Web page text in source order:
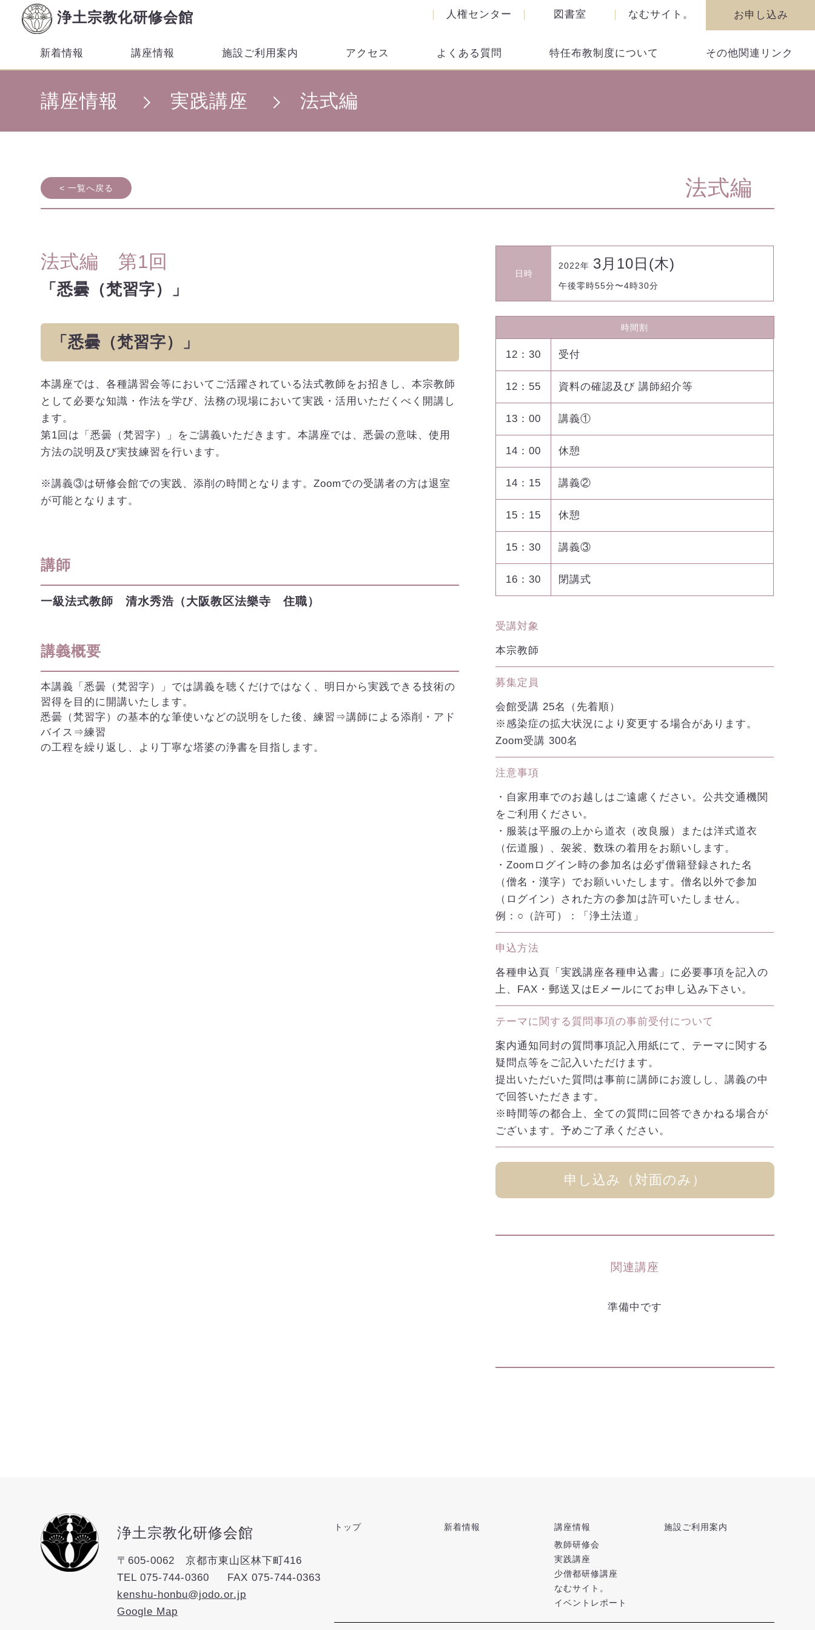
浄土宗教化研修会館
新着情報 講座情報 施設ご利用案内 アクセス よくある質問 特任布教制度について その他関連リンク
人権センター 図書室 なむサイト。 お申し込み
講座情報 実践講座 法式編
< 一覧へ戻る 法式編
法式編 第1回
「悉曇（梵習字）」
「悉曇（梵習字）」
本講座では、各種講習会等においてご活躍されている法式教師をお招きし、本宗教師
として必要な知識・作法を学び、法務の現場において実践・活用いただくべく開講し
ます。
第1回は「悉曇（梵習字）」をご講義いただきます。本講座では、悉曇の意味、使用
方法の説明及び実技練習を行います。
※講義③は研修会館での実践、添削の時間となります。Zoomでの受講者の方は退室
が可能となります。
講師
一級法式教師 清水秀浩（大阪教区法樂寺 住職）
講義概要
本講義「悉曇（梵習字）」では講義を聴くだけではなく、明日から実践できる技術の
習得を目的に開講いたします。
悉曇（梵習字）の基本的な筆使いなどの説明をした後、練習⇒講師による添削・アド
バイス⇒練習
の工程を繰り返し、より丁寧な塔婆の浄書を目指します。
日時
2022年 3月10日(木)
午後零時55分〜4時30分
時間割
12：30 受付
12：55 資料の確認及び 講師紹介等
13：00 講義①
14：00 休憩
14：15 講義②
15：15 休憩
15：30 講義③
16：30 閉講式
受講対象
本宗教師
募集定員
会館受講 25名（先着順）
※感染症の拡大状況により変更する場合があります。
Zoom受講 300名
注意事項
・自家用車でのお越しはご遠慮ください。公共交通機関
をご利用ください。
・服装は平服の上から道衣（改良服）または洋式道衣
（伝道服）、袈裟、数珠の着用をお願いします。
・Zoomログイン時の参加名は必ず僧籍登録された名
（僧名・漢字）でお願いいたします。僧名以外で参加
（ログイン）された方の参加は許可いたしません。
例：○（許可）：「浄土法道」
申込方法
各種申込頁「実践講座各種申込書」に必要事項を記入の
上、FAX・郵送又はEメールにてお申し込み下さい。
テーマに関する質問事項の事前受付について
案内通知同封の質問事項記入用紙にて、テーマに関する
疑問点等をご記入いただけます。
提出いただいた質問は事前に講師にお渡しし、講義の中
で回答いただきます。
※時間等の都合上、全ての質問に回答できかねる場合が
ございます。予めご了承ください。
申し込み（対面のみ）
関連講座
準備中です
浄土宗教化研修会館
〒605-0062 京都市東山区林下町416
TEL075-744-0360
FAX 075-744-0363
kenshu-honbu@jodo.or.jp
Google Map
トップ 新着情報
講座情報
教師研修会
実践講座
少僧都研修講座
なむサイト。
イベントレポート
施設ご利用案内